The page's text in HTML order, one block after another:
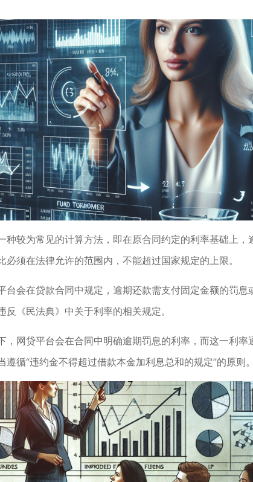
种较为常见的计算方法，即在原合同约定的利率基础上，
须在法律允许的范围内，不能超过国家规定的上限。
台会在贷款合同中规定，逾期还款需支付固定金额的罚息
《民法典》中关于利率的相关规定。
，网贷平台会在合同中明确逾期罚息的利率，而这一利率
循“违约金不得超过借款本金加利息总和的规定”的原则。